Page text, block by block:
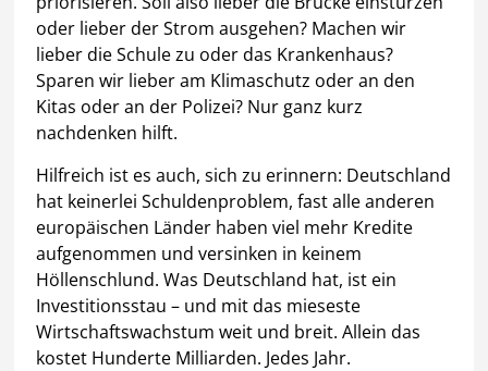
oder lieber der Strom ausgehen? Machen wir
lieber die Schule zu oder das Krankenhaus?
Sparen wir lieber am Klimaschutz oder an den
Kitas oder an der Polizei? Nur ganz kurz
nachdenken hilft.
Hilfreich ist es auch, sich zu erinnern: Deutschland
hat keinerlei Schuldenproblem, fast alle anderen
europäischen Länder haben viel mehr Kredite
aufgenommen und versinken in keinem
Höllenschlund. Was Deutschland hat, ist ein
Investitionsstau – und mit das mieseste
Wirtschaftswachstum weit und breit. Allein das
kostet Hunderte Milliarden. Jedes Jahr.